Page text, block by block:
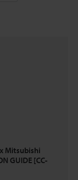
Mitsubishi
GUIDE [CC-